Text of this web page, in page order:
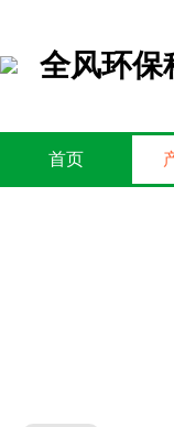
全风环保
首页